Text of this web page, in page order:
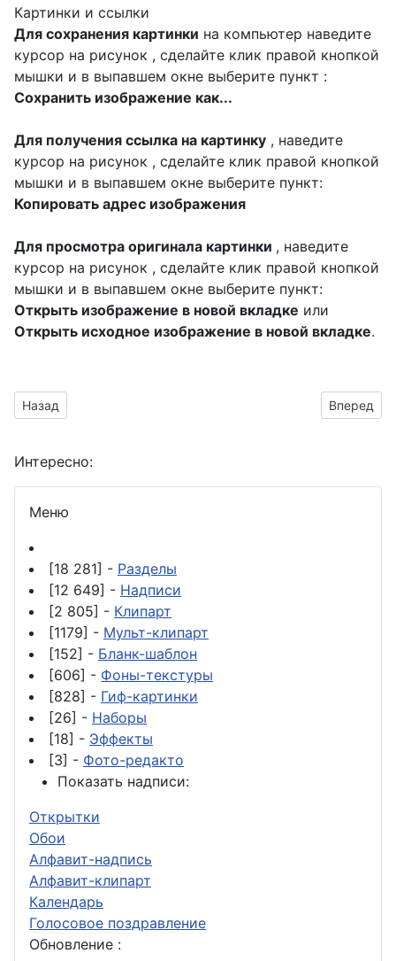
Картинки и ссылки
Для сохранения картинки на компьютер наведите
курсор на рисунок , сделайте клик правой кнопкой
мышки и в выпавшем окне выберите пункт :
Сохранить изображение как...
Для получения ссылка на картинку , наведите
курсор на рисунок , сделайте клик правой кнопкой
мышки и в выпавшем окне выберите пункт:
Копировать адрес изображения
Для просмотра оригинала картинки , наведите
курсор на рисунок , сделайте клик правой кнопкой
мышки и в выпавшем окне выберите пункт:
Открыть изображение в новой вкладке или
Открыть исходное изображение в новой вкладке.
Предыдущий материал: оформления странички сайта
Назад Вперед
Интересно:
Меню
[18 281] - Разделы
[12 649] - Надписи
[2 805] - Клипарт
[1179] - Мульт-клипарт
[152] - Бланк-шаблон
[606] - Фоны-текстуры
[828] - Гиф-картинки
[26] - Наборы
[18] - Эффекты
[3] - Фото-редакто
Показать надписи:
Открытки
Обои
Алфавит-надпись
Алфавит-клипарт
Календарь
Голосовое поздравление
Обновление :